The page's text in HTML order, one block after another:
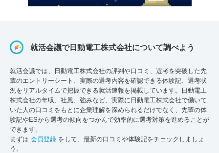
就活会議で日動電工株式会社について調べよう
就活会議では、日動電工株式会社の評判や口コミ、選考を突破した先
輩のエントリーシート、実際の選考内容を確認できる体験記、選考状
況をリアルタイムで把握できる就活速報を掲載しています。日動電工
株式会社の年収、社風、強みなど、実際に日動電工株式会社で働いて
いた人の口コミをもとに企業理解を深められるだけでなく、先輩の体
験記やESから選考の傾向をつかんで効率的に選考対策を進めることが
できます。
まずは 会員登録 をして、最新の口コミや体験記をチェックしましょ
う。